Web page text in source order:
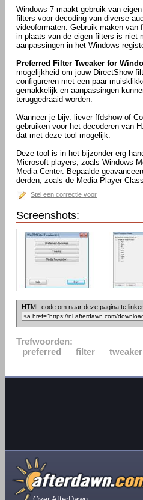
Windows 7 maakt gebruik van
filters voor decoding van diverse
videoformaten. Gebruik maken van
in plaats van de eigen filters is niet
aanpassingen in het Windows
Preferred Filter Tweaker for
mogelijkheid om jouw DirectShow
configureren met een paar
gemakkelijk en aanpassingen
teruggedraaid worden.
Wanneer je bijv. liever ffdshow of
gebruiken voor het decoderen van
dat met deze tool mogelijk.
Deze tool is in het bijzonder erg
Microsoft players, zoals Windows
Media Center. Bepaalde
derden, zoals de Media Player
Stel een correctie voor
Screenshots:
HTML code om naar deze pagina te
Trefwoorden:
preferred
filter tweaker